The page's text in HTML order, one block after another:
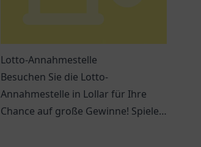
Lotto-Annahmestelle
Besuchen Sie die Lotto-
Annahmestelle in Lollar für Ihre
Chance auf große Gewinne! Spielen